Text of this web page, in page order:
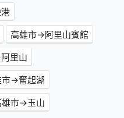
高雄市→阿里山賓館
里山
市→奮起湖
雄市→玉山